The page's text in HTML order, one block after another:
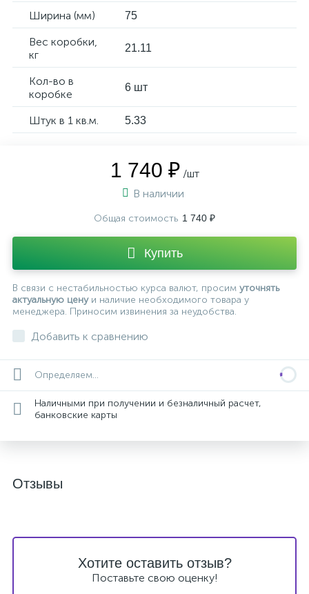
Ширина (мм) 75
Вес коробки,
кг
21.11
Кол-во в
коробке
6 шт
Штук в 1 кв.м. 5.33
1 740 ₽ /шт
В наличии
Общая стоимость 1 740 ₽
Купить
В связи с нестабильностью курса валют, просим уточнять
актуальную ценуи наличие необходимого товара у
менеджера. Приносим извинения за неудобства.
Добавить к сравнению
Определяем...
Наличными при получении и безналичный расчет,
банковские карты
Отзывы
Хотите оставить отзыв?
Поставьте свою оценку!